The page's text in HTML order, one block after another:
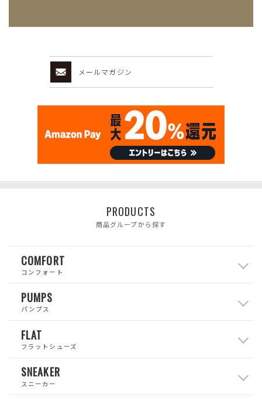
メールマガジン
PRODUCTS
商品グループから探す
COMFORT
コンフォート
PUMPS
パンプス
FLAT
フラットシューズ
SNEAKER
スニーカー